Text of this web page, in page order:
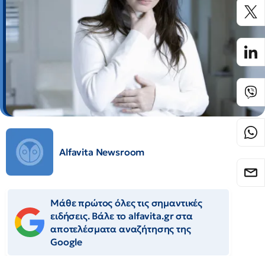
Alfavita Newsroom
Μάθε πρώτος όλες τις σημαντικές
ειδήσεις. Βάλε το alfavita.gr στα
αποτελέσματα αναζήτησης της
Google